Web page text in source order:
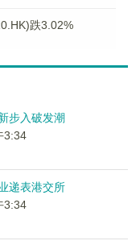
跌3.02%
步入破发潮
3:34
递表港交所
3:34